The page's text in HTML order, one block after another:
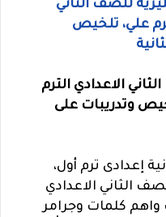
للصف الثاني
علي، تلخيص
الاعدادي الترم
وتدريبات على
إعدادى ترم أول،
الثاني الاعدادي
واهم كلمات وجرامر